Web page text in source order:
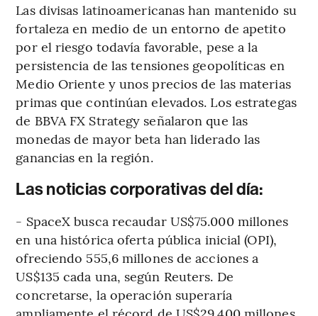
Las divisas latinoamericanas han mantenido su
fortaleza en medio de un entorno de apetito
por el riesgo todavía favorable, pese a la
persistencia de las tensiones geopolíticas en
Medio Oriente y unos precios de las materias
primas que continúan elevados. Los estrategas
de BBVA FX Strategy señalaron que las
monedas de mayor beta han liderado las
ganancias en la región.
Las noticias corporativas del día:
- SpaceX busca recaudar US$75.000 millones
en una histórica oferta pública inicial (OPI),
ofreciendo 555,6 millones de acciones a
US$135 cada una, según Reuters. De
concretarse, la operación superaría